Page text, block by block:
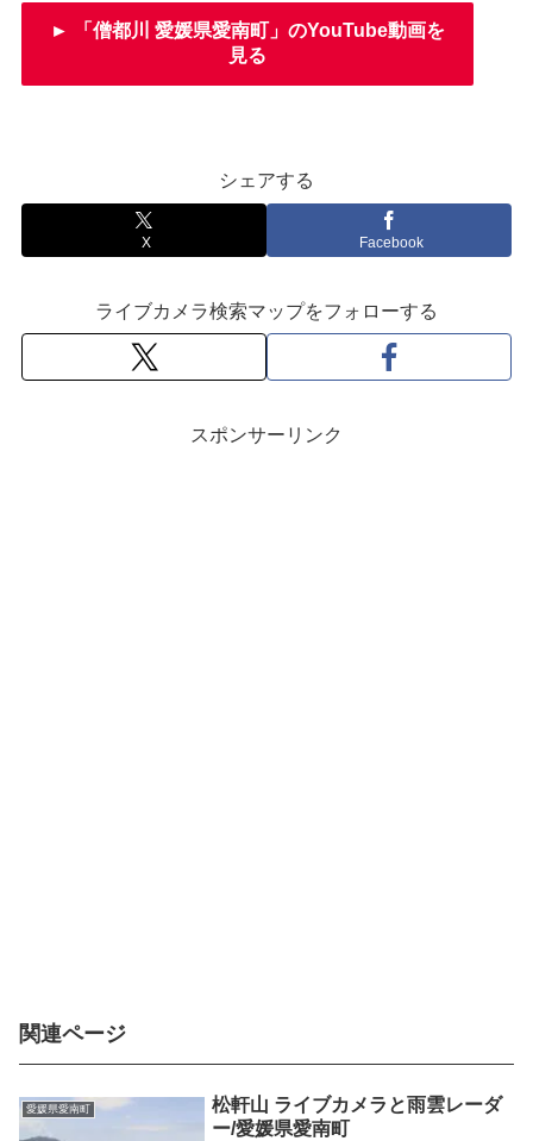
► 「僧都川 愛媛県愛南町」のYouTube動画を
見る
シェアする
X Facebook
ライブカメラ検索マップをフォローする
スポンサーリンク
関連ページ
愛媛県愛南町
松軒山 ライブカメラと雨雲レーダ
ー/愛媛県愛南町